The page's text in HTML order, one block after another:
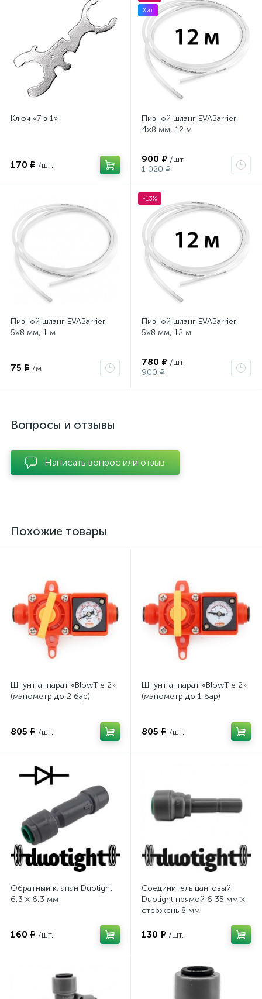
Ключ «7 в 1»
170 ₽ /шт.
Хит
Пивной шланг EVABarrier
4×8 мм, 12 м
900 ₽ /шт.
1 020 ₽
Пивной шланг EVABarrier
5×8 мм, 1 м
75 ₽ /м
-13%
Пивной шланг EVABarrier
5×8 мм, 12 м
780 ₽ /шт.
900 ₽
Вопросы и отзывы
Написать вопрос или отзыв
Похожие товары
Шпунт аппарат «BlowTie 2»
(манометр до 2 бар)
805 ₽ /шт.
Шпунт аппарат «BlowTie 2»
(манометр до 1 бар)
805 ₽ /шт.
Обратный клапан Duotight
6,3 × 6,3 мм
160 ₽ /шт.
Соединитель цанговый
Duotight прямой 6,35 мм ×
стержень 8 мм
130 ₽ /шт.